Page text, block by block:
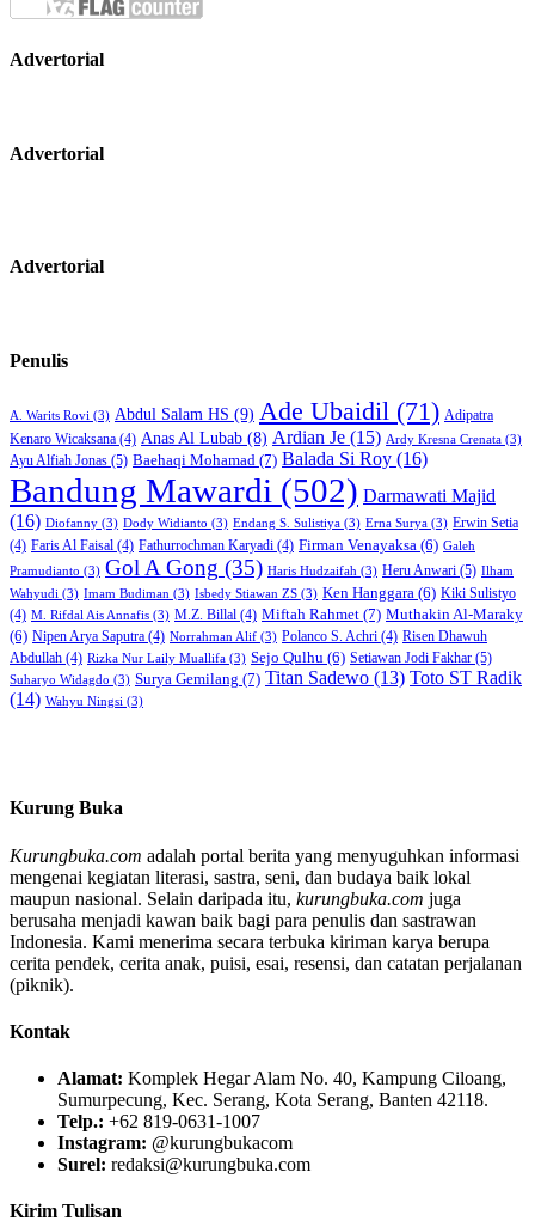
Advertorial
Advertorial
Advertorial
Penulis
A. Warits Rovi (3) Abdul Salam HS (9) Ade Ubaidil (71) Adipatra
Kenaro Wicaksana (4) Anas Al Lubab (8) Ardian Je (15) Ardy Kresna Crenata (3)
Ayu Alfiah Jonas (5) Baehaqi Mohamad (7) Balada Si Roy (16)
Bandung Mawardi (502) Darmawati Majid
(16) Diofanny (3) Dody Widianto (3) Endang S. Sulistiya (3) Erna Surya (3) Erwin Setia
(4) Faris Al Faisal (4) Fathurrochman Karyadi (4) Firman Venayaksa (6) Galeh
Pramudianto (3) Gol A Gong (35) Haris Hudzaifah (3) Heru Anwari (5) Ilham
Wahyudi (3) Imam Budiman (3) Isbedy Stiawan ZS (3) Ken Hanggara (6) Kiki Sulistyo
(4) M. Rifdal Ais Annafis (3) M.Z. Billal (4) Miftah Rahmet (7) Muthakin Al-Maraky
(6) Nipen Arya Saputra (4) Norrahman Alif (3) Polanco S. Achri (4) Risen Dhawuh
Abdullah (4) Rizka Nur Laily Muallifa (3) Sejo Qulhu (6) Setiawan Jodi Fakhar (5)
Suharyo Widagdo (3) Surya Gemilang (7) Titan Sadewo (13) Toto ST Radik
(14) Wahyu Ningsi (3)
Kurung Buka
Kurungbuka.com adalah portal berita yang menyuguhkan informasi
mengenai kegiatan literasi, sastra, seni, dan budaya baik lokal
maupun nasional. Selain daripada itu, kurungbuka.com juga
berusaha menjadi kawan baik bagi para penulis dan sastrawan
Indonesia. Kami menerima secara terbuka kiriman karya berupa
cerita pendek, cerita anak, puisi, esai, resensi, dan catatan perjalanan
(piknik).
Kontak
Alamat: Komplek Hegar Alam No. 40, Kampung Ciloang,
Sumurpecung, Kec. Serang, Kota Serang, Banten 42118.
Telp.: +62 819-0631-1007
Instagram: @kurungbukacom
Surel: redaksi@kurungbuka.com
Kirim Tulisan